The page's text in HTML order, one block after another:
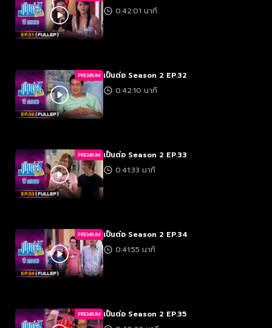
0:42:01 นาที
PREMIUM เป็นต่อ Season 2 EP.32
0:42:10 นาที
PREMIUM เป็นต่อ Season 2 EP.33
0:41:33 นาที
PREMIUM เป็นต่อ Season 2 EP.34
0:41:55 นาที
PREMIUM เป็นต่อ Season 2 EP.35